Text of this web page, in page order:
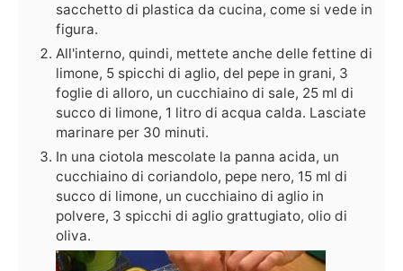
sacchetto di plastica da cucina, come si vede in
figura.
All'interno, quindi, mettete anche delle fettine di
limone, 5 spicchi di aglio, del pepe in grani, 3
foglie di alloro, un cucchiaino di sale, 25 ml di
succo di limone, 1 litro di acqua calda. Lasciate
marinare per 30 minuti.
In una ciotola mescolate la panna acida, un
cucchiaino di coriandolo, pepe nero, 15 ml di
succo di limone, un cucchiaino di aglio in
polvere, 3 spicchi di aglio grattugiato, olio di
oliva.